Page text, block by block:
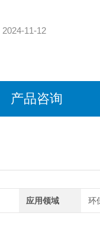
2024-11-12
产品咨询
应用领域 环